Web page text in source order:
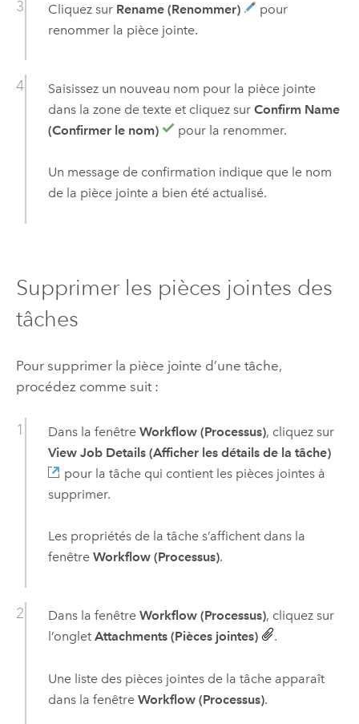
Cliquez sur Rename (Renommer)
pour
renommer la pièce jointe.
Saisissez un nouveau nom pour la pièce jointe
dans la zone de texte et cliquez sur Confirm Name
(Confirmer le nom)
pour la renommer.
Un message de confirmation indique que le nom
de la pièce jointe a bien été actualisé.
Supprimer les pièces jointes des
tâches
Pour supprimer la pièce jointe d’une tâche,
procédez comme suit :
Dans la fenêtre Workflow (Processus), cliquez sur
View Job Details (Afficher les détails de la tâche)
pour la tâche qui contient les pièces jointes à
supprimer.
Les propriétés de la tâche s’affichent dans la
fenêtre Workflow (Processus).
Dans la fenêtre Workflow (Processus), cliquez sur
l’onglet Attachments (Pièces jointes) .
Une liste des pièces jointes de la tâche apparaît
dans la fenêtre Workflow (Processus).